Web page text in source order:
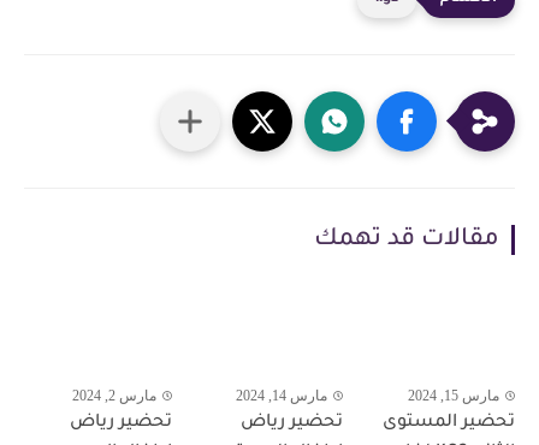
مقالات قد تهمك
مارس 15, 2024
تحضير المستوى
مارس 14, 2024
تحضير رياض
مارس 2, 2024
تحضير رياض